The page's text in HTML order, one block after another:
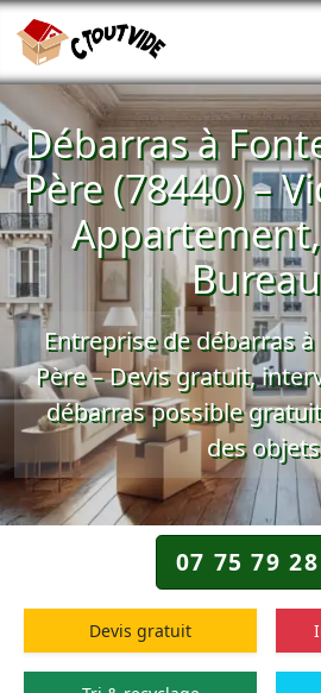
Débarras à
Père (78440) –
Entreprise de débarras à
Père –Devis gratuit,
débarras possible gratuit
des
07 75 79
Devis gratuit